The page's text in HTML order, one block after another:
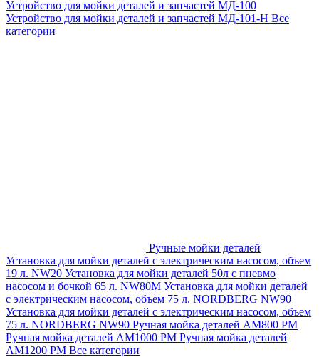
Устройство для мойки деталей и запчастей МД-100
Устройство для мойки деталей и запчастей МД-101-Н Все
категории
Ручные мойки деталей
Установка для мойки деталей с электрическим насосом, объем
19 л. NW20 Установка для мойки деталей 50л с пневмо
насосом и бочкой 65 л. NW80M Установка для мойки деталей
с электрическим насосом, объем 75 л. NORDBERG NW90
Установка для мойки деталей с электрическим насосом, объем
75 л. NORDBERG NW90 Ручная мойка деталей АМ800 РМ
Ручная мойка деталей АМ1000 РМ Ручная мойка деталей
АМ1200 РМ Все категории